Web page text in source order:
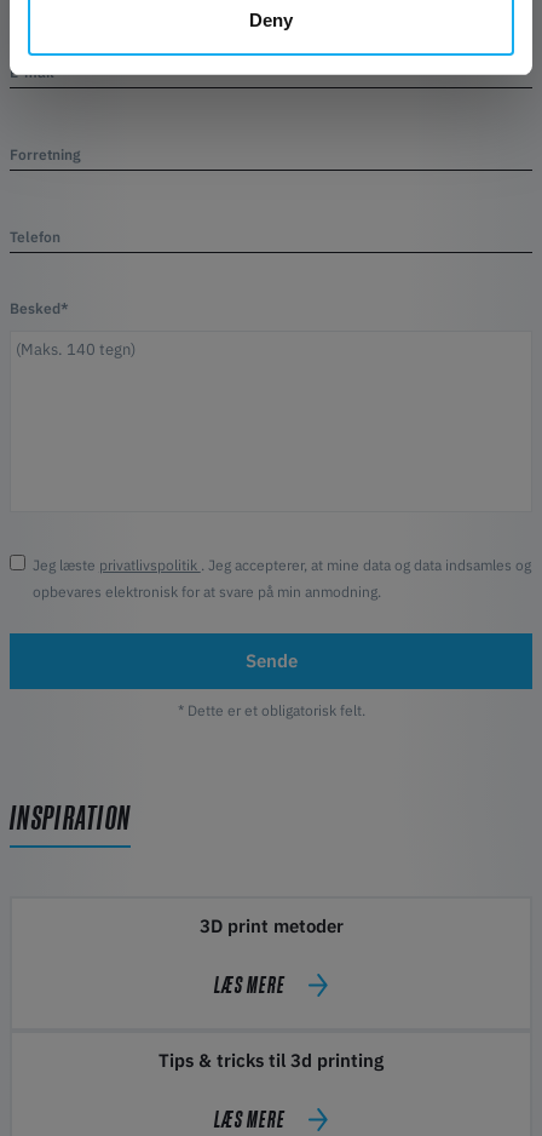
Deny
E-mail*
Forretning
Telefon
Besked*
Jeg læste privatlivspolitik
. Jeg accepterer, at mine data og data indsamles og
opbevares elektronisk for at svare på min anmodning.
Sende
* Dette er et obligatorisk felt.
INSPIRATION
3D print metoder
LÆS MERE
Tips & tricks til 3d printing
LÆS MERE